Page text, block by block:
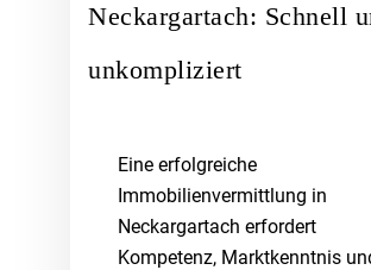
Neckargartach: Schnell
unkompliziert
Eine erfolgreiche
Immobilienvermittlung in
Neckargartach erfordert
Kompetenz, Marktkenntnis